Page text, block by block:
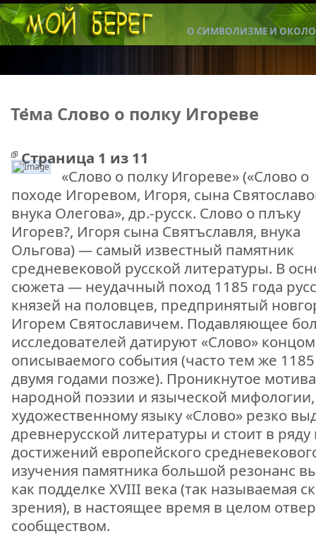
О СИМВОЛИЗМЕ И ОКОЛО
Тема Слово о полку Игореве
Страница 1 из 11
«Слово о полку Игореве» («Слово о
походе Игоревом, Игоря, сына
внука Олегова», др.-русск. Слово о плъку
Игорев?, Игоря сына Святъславля, внука
Ольгова) — самый известный памятник
средневековой русской литературы. В
сюжета — неудачный поход 1185 года
князей на половцев, предпринятый
Игорем Святославичем. Подавляющее
исследователей датируют «Слово»
описываемого события (часто тем же
двумя годами позже). Проникнутое
народной поэзии и языческой
художественному языку «Слово» резко
древнерусской литературы и стоит в
достижений европейского
изучения памятника большой резонанс
как подделке XVIII века (так называемая
зрения), в настоящее время в целом
сообществом.